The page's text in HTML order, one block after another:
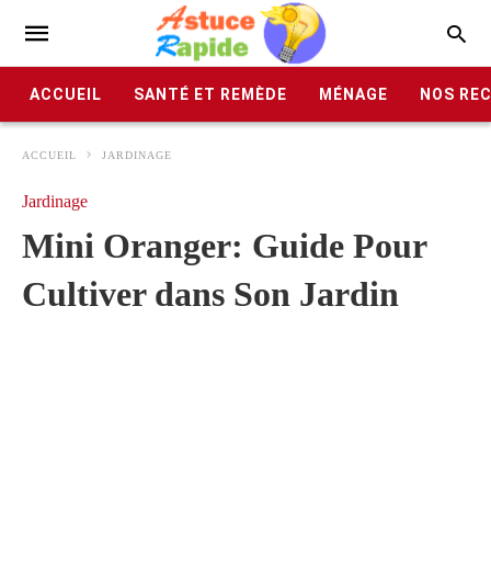
ACCUEIL SANTÉ ET REMÈDE MÉNAGE NOS
ACCUEIL JARDINAGE
Jardinage
Mini Oranger: Guide Pour
Cultiver dans Son Jardin